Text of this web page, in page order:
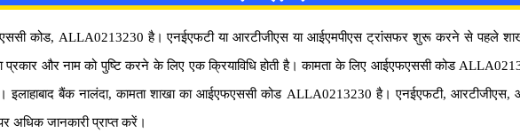
कोड, ALLA0213230 है। एनईएफटी या आरटीजीएस या आईएमपीएस ट्रांसफर शुरू करने से पहले
और नाम को पुष्टि करने के लिए एक क्रियाविधि होती है। कामता के लिए आईएफएससी कोड
इलाहाबाद बैंक नालंदा, कामता शाखा का आईएफएससी कोड ALLA0213230 है। एनईएफटी, आरटीजीएस,
अधिक जानकारी प्राप्त करें।